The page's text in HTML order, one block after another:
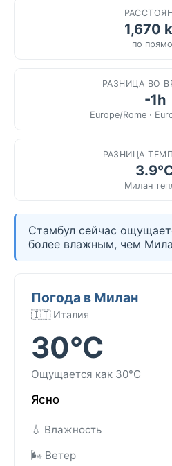
1,670
по
РАЗНИЦА ВО
-1h
Europe/Rome ·
РАЗНИЦА
Милан
Стамбул сейчас
более влажным, чем
Погода в Милан
🇮🇹 Италия
30°C
Ощущается как 30°C
Ясно
💧 Влажность
🌬️ Ветер